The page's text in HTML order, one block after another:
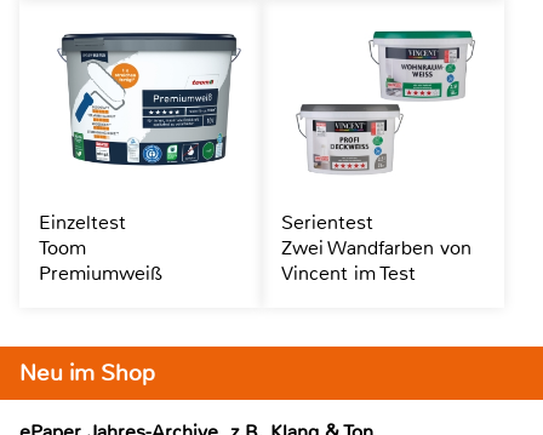
Neu im Shop
Einzeltest
Toom
Premiumweiß
Serientest
Zwei Wandfarben von
Vincent im Test